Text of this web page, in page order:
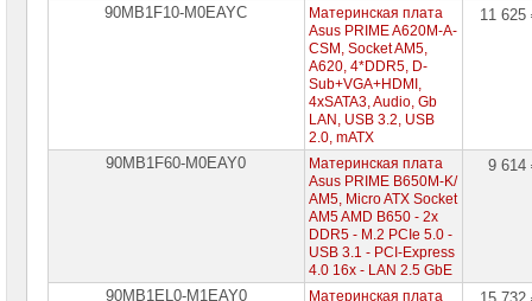
90MB1F10-M0EAYC
Материнская плата
Asus PRIME A620M-A-
CSM, Socket AM5,
A620, 4*DDR5, D-
Sub+VGA+HDMI,
4xSATA3, Audio, Gb
LAN, USB 3.2, USB
2.0, mATX
11
90MB1F60-M0EAY0
Материнская плата
Asus PRIME B650M-K/
AM5, Micro ATX Socket
AM5 AMD B650 - 2x
DDR5 - M.2 PCIe 5.0 -
USB 3.1 - PCI-Express
4.0 16x - LAN 2.5 GbE
9
90MB1EL0-M1EAY0
Материнская плата